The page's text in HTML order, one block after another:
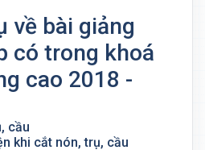
về bài giảng
có trong khoá
cao 2018 -
cầu
khi cắt nón, trụ, cầu